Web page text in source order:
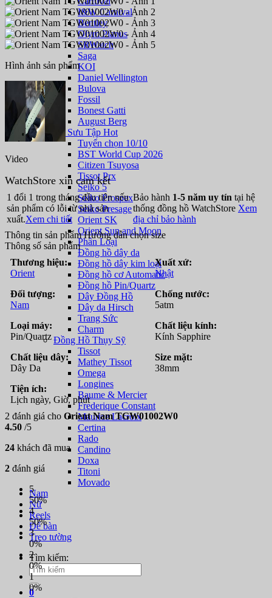
I&W Carnival
Bentley
Olym Pianus
SRWatch
Saga
KOI
Daniel Wellington
Bulova
Fossil
Bonest Gatti
August Berg
Bộ Sưu Tập Hot
Tuyển chọn 10/10
BST World Cup 2026
Citizen Tsuyosa
Tissot Prx
Seiko 5
Seiko Prospex
Seiko Presage
Orient SK
Orient Sun and Moon
Phân Loại
Đồng hồ dây da
Đồng hồ dây kim loại
Đồng hồ cơ Automatic
Đồng hồ Pin/Quartz
Dây Đồng Hồ
Dây da Hirsch
Trang Sức
Charm
Đồng Hồ Thụy Sỹ
Tissot
Mathey Tissot
Omega
Longines
Baume & Mercier
Frederique Constant
Maurice Lacroix
Certina
Rado
Candino
Doxa
Titoni
Movado
Nam
Nữ
Reels
Để bàn
Treo tường
Tìm kiếm:
0
Hình ảnh sản phẩm
Video
WatchStore xin cam kết
1 đổi 1 trong tháng đầu tiên nếu
sản phẩm có lỗi từ nhà sản
xuất.Xem chi tiết
Bảo hành 1-5 năm uy tín tại hệ
thống đồng hồ WatchStore Xem
địa chỉ bảo hành
Thông tin sản phẩm Hướng dẫn chọn size
Thông số sản phẩm
Thương hiệu:
Orient
Xuất xứ:
Nhật
Đối tượng:
Nam
Chống nước:
5atm
Loại máy:
Pin/Quartz
Chất liệu kính:
Kính Sapphire
Chất liệu dây:
Dây Da
Size mặt:
38mm
Tiện ích:
Lịch ngày, Giờ, phút
2 đánh giá cho Orient Nam TGW01002W0
4.50 /5
24 khách đã mua
2 đánh giá
5
50%
4
50%
3
0%
2
0%
1
0%